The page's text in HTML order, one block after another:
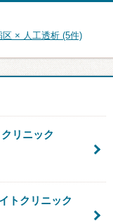
区 × 人工透析 (5件)
リニック
トクリニック